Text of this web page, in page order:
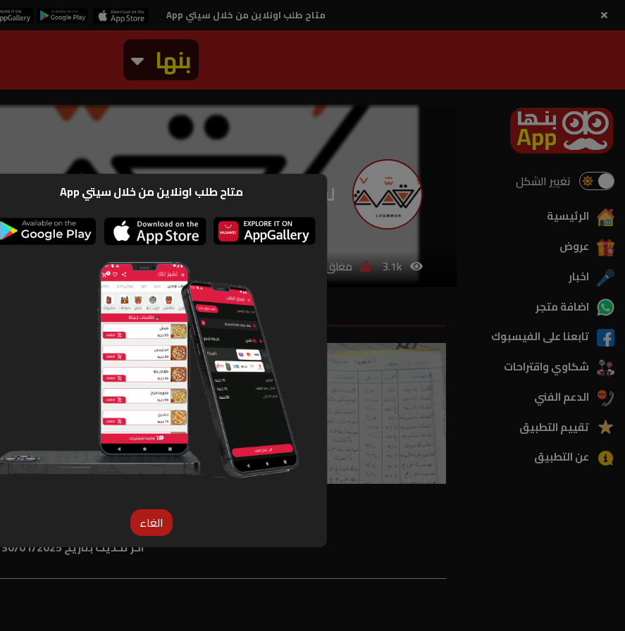
متاح طلب اونلاين من خلال سيتي App
بنها
تغيير الشكل
الرئيسية
عروض
اخبار
اضافة متجر
تابعنا على الفيسبوك
شكاوي واقتراحات
الدعم الفني
تقييم التطبيق
عن التطبيق
لقمة هنيه
3.1k مغلق
منيو
لو المنيو غلط دوس هنا عشان نعرف
اخر تحديث بتاريخ 30/01/2025
متاح طلب اونلاين من خلال سيتي App
الغاء